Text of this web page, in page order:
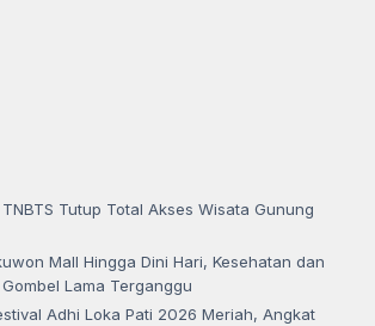
Tutup Total Akses Wisata Gunung
Mall Hingga Dini Hari, Kesehatan dan
Lama Terganggu
Adhi Loka Pati 2026 Meriah, Angkat